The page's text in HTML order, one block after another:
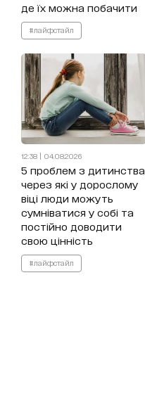
де їх можна побачити
#лайфстайл
12:38 | 04.08.2026
5 проблем з дитинства,
через які у дорослому
віці люди можуть
сумніватися у собі та
постійно доводити
свою цінність
#лайфстайл